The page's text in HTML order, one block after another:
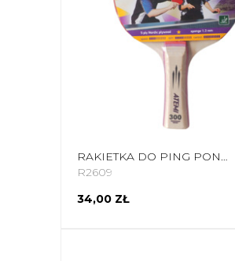
RAKIETKA DO PING PONGA NEW ATEMI 300 CONCAVE
R2609
34,00 ZŁ